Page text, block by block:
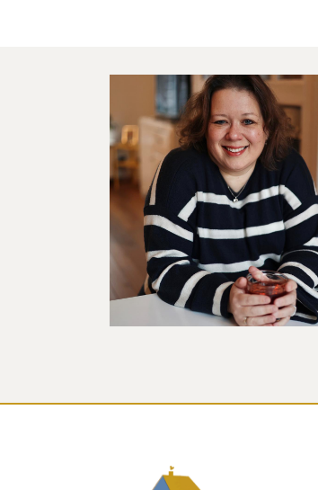
CHANTAL
VERMEULEN
Alles komt mooi samen in (het
realiseren van) De
GenietFabriek.
Lees meer